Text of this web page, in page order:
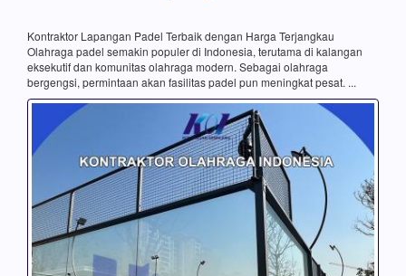
Kontraktor Lapangan Padel Terbaik dengan Harga Terjangkau
Olahraga padel semakin populer di Indonesia, terutama di kalangan
eksekutif dan komunitas olahraga modern. Sebagai olahraga
bergengsi, permintaan akan fasilitas padel pun meningkat pesat. ...